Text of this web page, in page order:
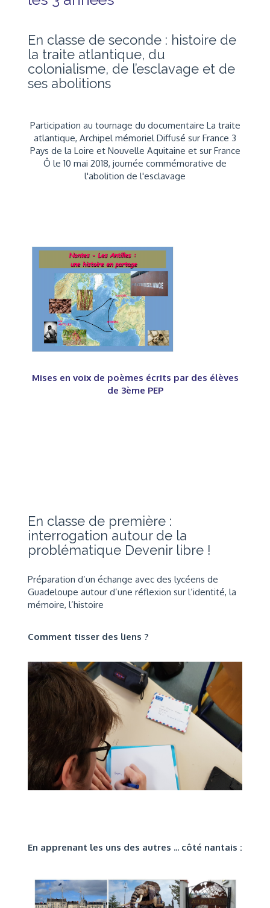
En classe de seconde : histoire de
la traite atlantique, du
colonialisme, de l’esclavage et de
ses abolitions
Participation au tournage du documentaire La traite
atlantique, Archipel mémoriel Diffusé sur France 3
Pays de la Loire et Nouvelle Aquitaine et sur France
Ô le 10 mai 2018, journée commémorative de
l'abolition de l'esclavage
Mises en voix de poèmes écrits par des élèves
de 3ème PEP
En classe de première :
interrogation autour de la
problématique Devenir libre !
Préparation d’un échange avec des lycéens de
Guadeloupe autour d’une réflexion sur l’identité, la
mémoire, l’histoire
Comment tisser des liens ?
En apprenant les uns des autres ... côté nantais :